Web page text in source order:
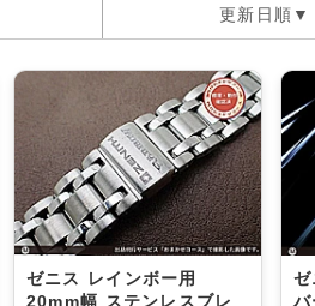
更新日順▼
ゼニス レインボー用
20mm幅 ステンレスブレ
ゼ